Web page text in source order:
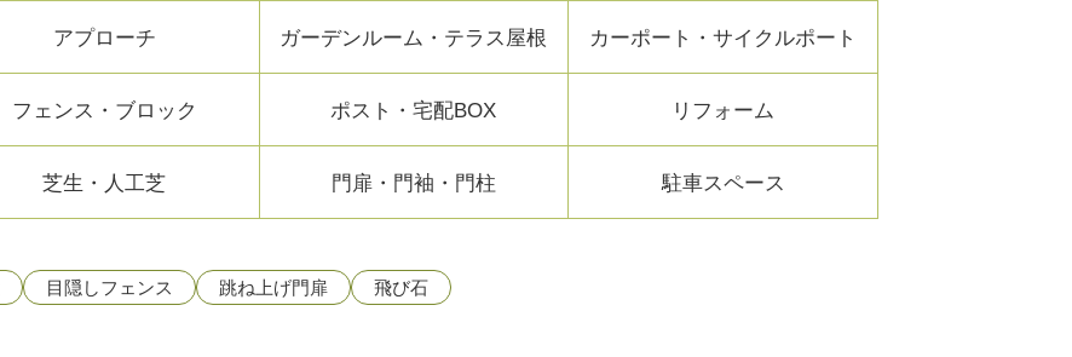
アプローチ ガーデンルーム・テラス屋根 カーポート・サイクルポート
フェンス・ブロック ポスト・宅配BOX リフォーム
芝生・人工芝 門扉・門袖・門柱 駐車スペース
目隠しフェンス 跳ね上げ門扉 飛び石